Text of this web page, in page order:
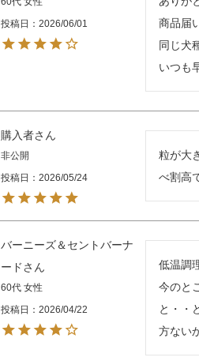
投稿日
2026/06/01
商品届
同じ犬
いつも
購入者
非公開
投稿日
2026/05/24
粒が大
べ割高
バーニーズ＆セントバーナ
ード
60代 女性
投稿日
2026/04/22
低温調
今のと
と・・
方ない